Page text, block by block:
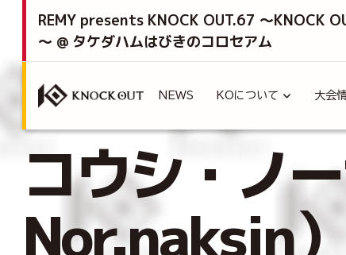
REMY presents KNOCK OUT.67 ～KNOCK
～ @ タケダハムはびきのコロセアム
NEWS KOについて 大会
コウシ・ノ
Nor.naksin